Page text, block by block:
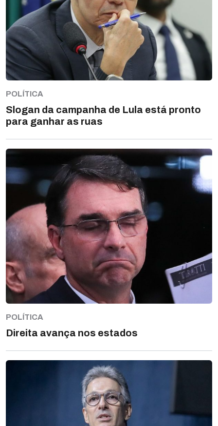
POLÍTICA
Slogan da campanha de Lula está pronto
para ganhar as ruas
POLÍTICA
Direita avança nos estados